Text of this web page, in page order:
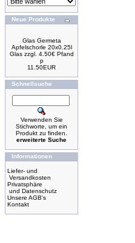
Neue Produkte
Glas Germeta
Apfelschorle 20x0.25l
Glas zzgl. 4.50€ Pfand
p
11.50EUR
Schnellsuche
Verwenden Sie
Stichworte, um ein
Produkt zu finden.
erweiterte Suche
Informationen
Liefer- und
Versandkosten
Privatsphäre
und Datenschutz
Unsere AGB's
Kontakt